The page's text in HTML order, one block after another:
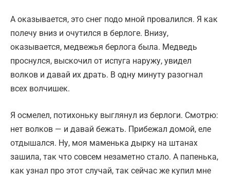
А оказывается, это снег подо мной провалился. Я как
полечу вниз и очутился в берлоге. Внизу,
оказывается, медвежья берлога была. Медведь
проснулся, выскочил от испуга наружу, увидел
волков и давай их драть. В одну минуту разогнал
всех волчишек.
Я осмелел, потихоньку выглянул из берлоги. Смотрю:
нет волков — и давай бежать. Прибежал домой, еле
отдышался. Ну, моя маменька дырку на штанах
зашила, так что совсем незаметно стало. А папенька,
как узнал про этот случай, так сейчас же купил мне